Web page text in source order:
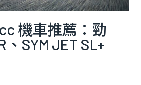
機車推薦：勁
、SYM JET SL+
RTS R
？